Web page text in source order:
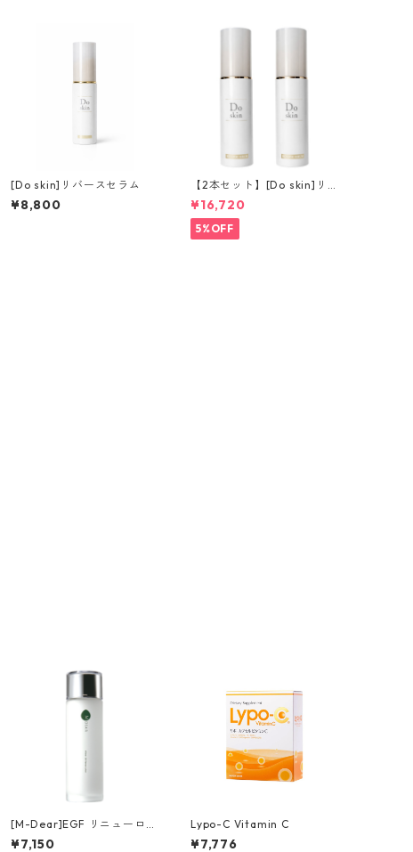
[Do skin]リバースセラム
¥8,800
【2本セット】[Do skin]リ
バースセラム
¥16,720
5%OFF
[M-Dear]EGF リニューロー
ション
¥7,150
Lypo-C Vitamin C
¥7,776